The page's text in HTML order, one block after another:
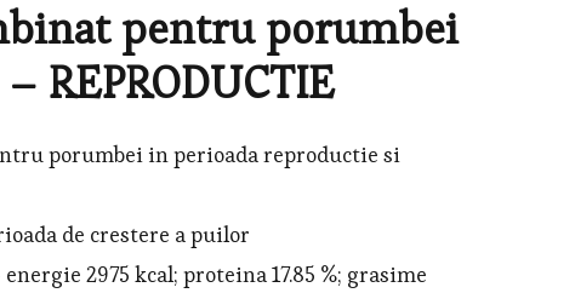
pentru porumbei
– REPRODUCTIE
porumbei in perioada reproductie si
de crestere a puilor
2975 kcal; proteina 17.85 %; grasime